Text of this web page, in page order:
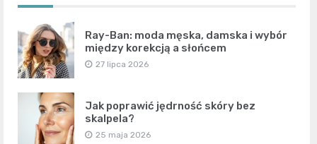
Ray-Ban: moda męska, damska i wybór
między korekcją a słońcem
27 lipca 2026
Jak poprawić jędrność skóry bez
skalpela?
25 maja 2026